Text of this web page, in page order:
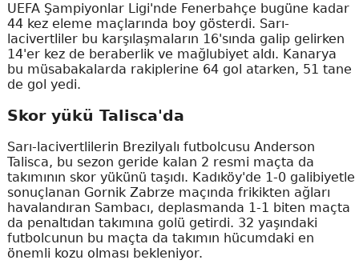
UEFA Şampiyonlar Ligi'nde Fenerbahçe bugüne kadar
44 kez eleme maçlarında boy gösterdi. Sarı-
lacivertliler bu karşılaşmaların 16'sında galip gelirken
14'er kez de beraberlik ve mağlubiyet aldı. Kanarya
bu müsabakalarda rakiplerine 64 gol atarken, 51 tane
de gol yedi.
Skor yükü Talisca'da
Sarı-lacivertlilerin Brezilyalı futbolcusu Anderson
Talisca, bu sezon geride kalan 2 resmi maçta da
takımının skor yükünü taşıdı. Kadıköy'de 1-0 galibiyetle
sonuçlanan Gornik Zabrze maçında frikikten ağları
havalandıran Sambacı, deplasmanda 1-1 biten maçta
da penaltıdan takımına golü getirdi. 32 yaşındaki
futbolcunun bu maçta da takımın hücumdaki en
önemli kozu olması bekleniyor.